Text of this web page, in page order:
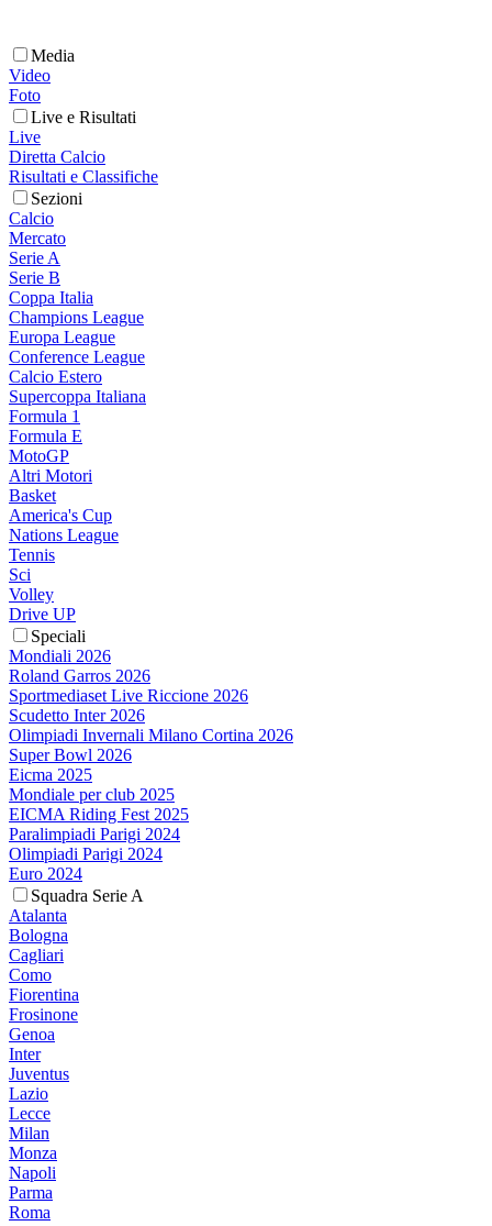
Media
Video
Foto
Live e Risultati
Live
Diretta Calcio
Risultati e Classifiche
Sezioni
Calcio
Mercato
Serie A
Serie B
Coppa Italia
Champions League
Europa League
Conference League
Calcio Estero
Supercoppa Italiana
Formula 1
Formula E
MotoGP
Altri Motori
Basket
America's Cup
Nations League
Tennis
Sci
Volley
Drive UP
Speciali
Mondiali 2026
Roland Garros 2026
Sportmediaset Live Riccione 2026
Scudetto Inter 2026
Olimpiadi Invernali Milano Cortina 2026
Super Bowl 2026
Eicma 2025
Mondiale per club 2025
EICMA Riding Fest 2025
Paralimpiadi Parigi 2024
Olimpiadi Parigi 2024
Euro 2024
Squadra Serie A
Atalanta
Bologna
Cagliari
Como
Fiorentina
Frosinone
Genoa
Inter
Juventus
Lazio
Lecce
Milan
Monza
Napoli
Parma
Roma